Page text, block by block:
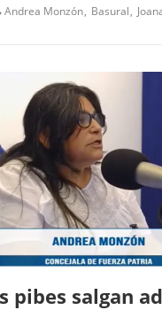
Andrea Monzón Basural
pibes salgan